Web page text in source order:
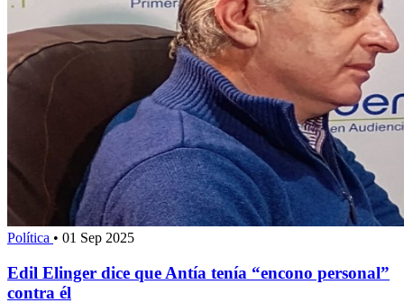
Política • 01 Sep 2025
Edil Elinger dice que Antía tenía “encono personal”
contra él